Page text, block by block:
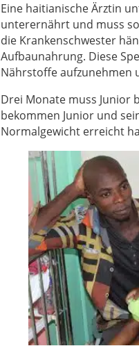
Eine haitianische Ärztin
unterernährt und muss
die Krankenschwester
Aufbaunahrung. Diese
Nährstoffe aufzunehmen
Drei Monate muss Junior
bekommen Junior und
Normalgewicht erreicht